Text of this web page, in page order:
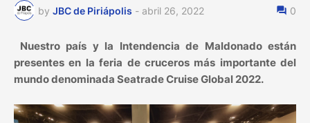
by JBC de Piriápolis - abril 26, 2022 0
Nuestro país y la Intendencia de Maldonado están
presentes en la feria de cruceros más importante del
mundo denominada Seatrade Cruise Global 2022.